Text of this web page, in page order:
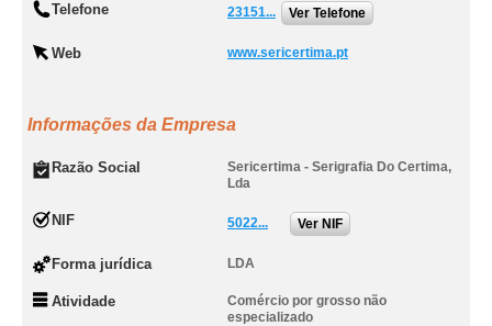
Telefone 23151... Ver Telefone
Web www.sericertima.pt
Informações da Empresa
Razão Social
Sericertima - Serigrafia Do Certima,
Lda
NIF 5022... Ver NIF
Forma jurídica LDA
Atividade
Comércio por grosso não
especializado